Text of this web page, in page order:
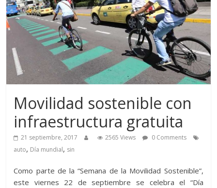
Movilidad sostenible con
infraestructura gratuita
21 septiembre, 2017 2565 Views
0 Comments
auto, Día mundial, sin
Como parte de la “Semana de la Movilidad Sostenible”,
este viernes 22 de septiembre se celebra el “Día